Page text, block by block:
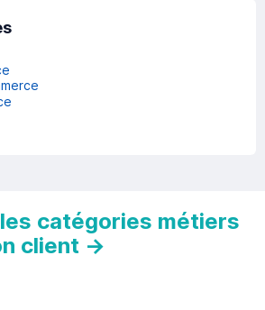
catégories métiers
client →